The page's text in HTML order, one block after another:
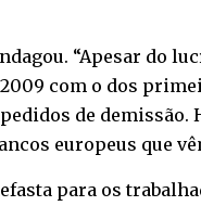
“Apesar do
com o dos
de demissão.
europeus que
para os